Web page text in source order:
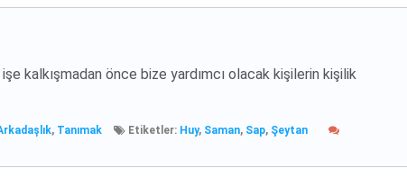
kalkışmadan önce bize yardımcı olacak kişilerin kişilik
, Tanımak Etiketler: Huy, Saman, Sap, Şeytan